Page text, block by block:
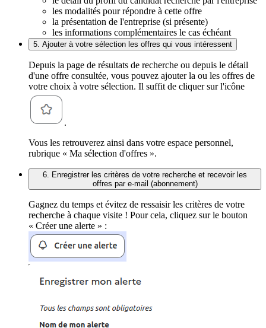
les modalités pour répondre à cette offre
la présentation de l'entreprise (si présente)
les informations complémentaires le cas échéant
5. Ajouter à votre sélection les offres qui vous intéressent
Depuis la page de résultats de recherche ou depuis le détail
d'une offre consultée, vous pouvez ajouter la ou les offres de
votre choix à votre sélection. Il suffit de cliquer sur l'icône
.
Vous les retrouverez ainsi dans votre espace personnel,
rubrique « Ma sélection d'offres ».
6. Enregistrer les critères de votre recherche et recevoir les
offres par e-mail (abonnement)
Gagnez du temps et évitez de ressaisir les critères de votre
recherche à chaque visite ! Pour cela, cliquez sur le bouton
« Créer une alerte » :